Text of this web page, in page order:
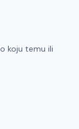
koju temu ili